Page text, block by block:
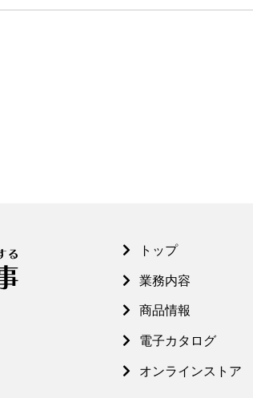
トップ
業務内容
商品情報
電子カタログ
オンラインストア